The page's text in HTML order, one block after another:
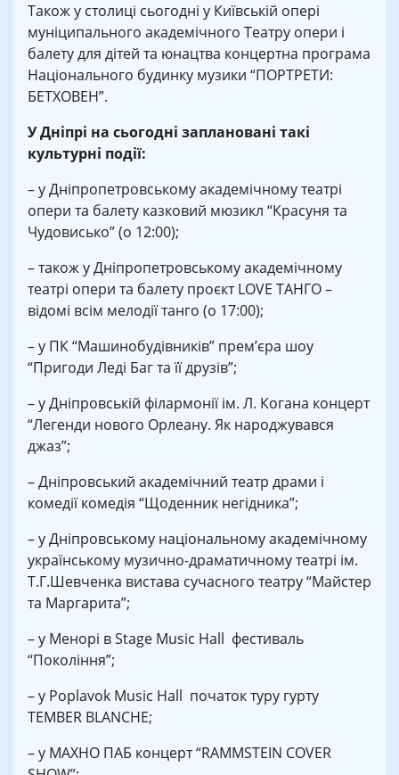
Також у столиці сьогодні у Київській опері
муніципального академічного Театру опери і
балету для дітей та юнацтва концертна програма
Національного будинку музики “ПОРТРЕТИ:
БЕТХОВЕН”.
У Дніпрі на сьогодні заплановані такі
культурні події:
– у Дніпропетровському академічному театрі
опери та балету казковий мюзикл “Красуня та
Чудовисько” (о 12:00);
– також у Дніпропетровському академічному
театрі опери та балету проєкт LOVE ТАНГО –
відомі всім мелодії танго (о 17:00);
– у ПК “Машинобудівників” прем’єра шоу
“Пригоди Леді Баг та її друзів”;
– у Дніпровській філармонії ім. Л. Когана концерт
“Легенди нового Орлеану. Як народжувався
джаз”;
– Дніпровський академічний театр драми і
комедії комедія “Щоденник негідника”;
– у Дніпровському національному академічному
українському музично-драматичному театрі ім.
Т.Г.Шевченка вистава сучасного театру “Майстер
та Маргарита”;
– у Менорі в Stage Music Hall фестиваль
“Покоління”;
– у Poplavok Music Hall початок туру гурту
TEMBER BLANCHE;
– у МАХНО ПАБ концерт “RAMMSTEIN COVER